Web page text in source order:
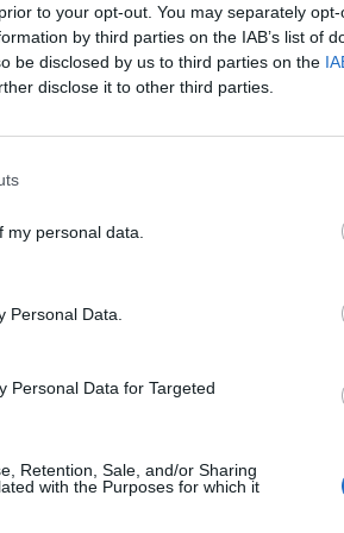
to your opt-out. You may separately
by third parties on the IAB’s list of
be disclosed by us to third parties on the
disclose it to other third parties.
personal data.
Personal Data.
Personal Data for Targeted
Retention, Sale, and/or Sharing
with the Purposes for which it
a disposizione del
della Marina militare
che opera
per la missione
poprio quella che la
svolte da forze navali
finalizzate ad
in quelle aree,
di scorta e
spesa è riferita - si
- anche alla
se non dotata di di
semestre 2006 è
dal mese di
stanzierà anche:
Giuliani a Come States?